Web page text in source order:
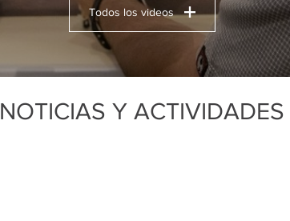
Todos los videos
NOTICIAS Y ACTIVIDADES